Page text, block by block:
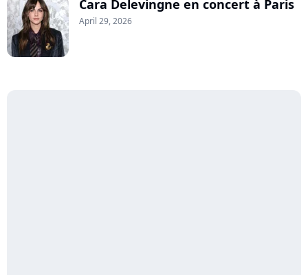
Cara Delevingne en concert à Paris
April 29, 2026